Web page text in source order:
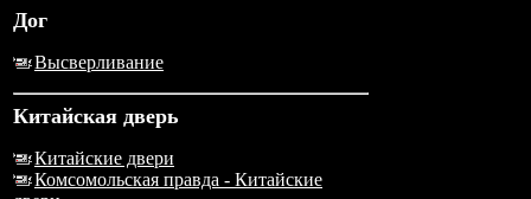
Дог
Высверливание
Китайская дверь
Китайские двери
Комсомольская правда - Китайские